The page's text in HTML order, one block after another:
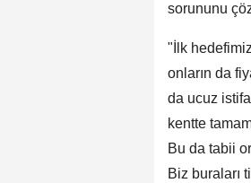
sorununu
"İlk
onların da
da ucuz
kentte
Bu da tabii
Biz buraları